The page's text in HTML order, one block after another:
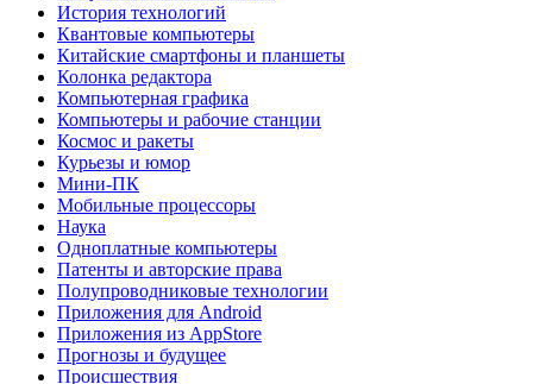
История технологий
Квантовые компьютеры
Китайские смартфоны и планшеты
Колонка редактора
Компьютерная графика
Компьютеры и рабочие станции
Космос и ракеты
Курьезы и юмор
Мини-ПК
Мобильные процессоры
Наука
Одноплатные компьютеры
Патенты и авторские права
Полупроводниковые технологии
Приложения для Android
Приложения из AppStore
Прогнозы и будущее
Происшествия